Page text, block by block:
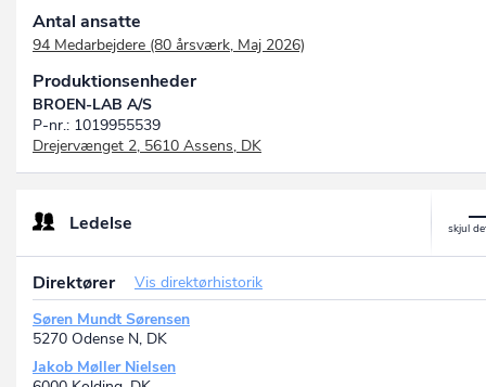
Antal ansatte
94 Medarbejdere (80 årsværk, Maj 2026)
Produktionsenheder
BROEN-LAB A/S
P-nr.: 1019955539
Drejervænget 2, 5610 Assens, DK
Ledelse
Direktører
Vis direktørhistorik
Søren Mundt Sørensen
5270 Odense N, DK
Jakob Møller Nielsen